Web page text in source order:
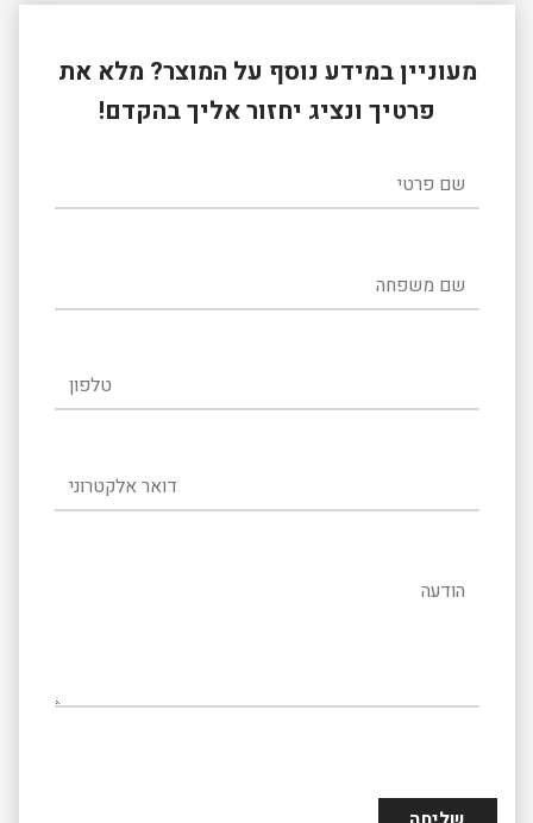
מעוניין במידע נוסף על המוצר? מלא את
פרטיך ונציג יחזור אליך בהקדם!
שם פרטי
שם משפחה